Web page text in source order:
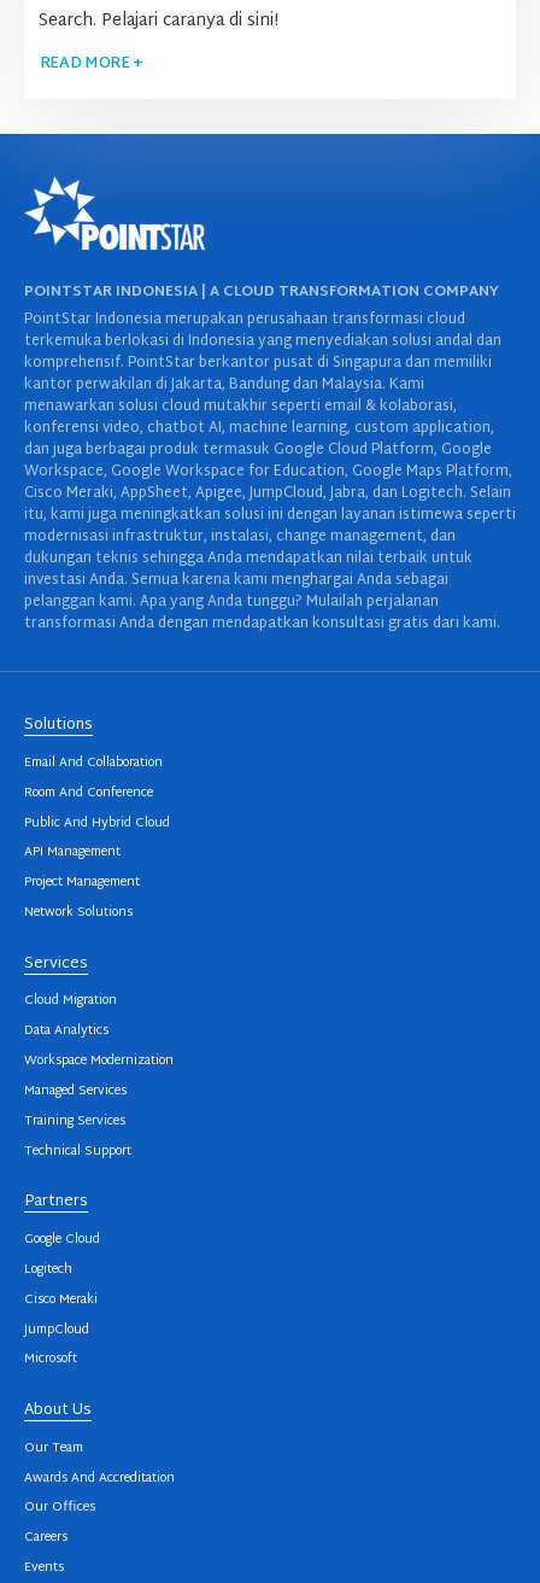
Search. Pelajari caranya di sini!
READ MORE +
POINTSTAR INDONESIA | A CLOUD TRANSFORMATION COMPANY
PointStar Indonesia merupakan perusahaan transformasi cloud
terkemuka berlokasi di Indonesia yang menyediakan solusi andal dan
komprehensif. PointStar berkantor pusat di Singapura dan memiliki
kantor perwakilan di Jakarta, Bandung dan Malaysia. Kami
menawarkan solusi cloud mutakhir seperti email & kolaborasi,
konferensi video, chatbot AI, machine learning, custom application,
dan juga berbagai produk termasuk Google Cloud Platform, Google
Workspace, Google Workspace for Education, Google Maps Platform,
Cisco Meraki, AppSheet, Apigee, JumpCloud, Jabra, dan Logitech. Selain
itu, kami juga meningkatkan solusi ini dengan layanan istimewa seperti
modernisasi infrastruktur, instalasi, change management, dan
dukungan teknis sehingga Anda mendapatkan nilai terbaik untuk
investasi Anda. Semua karena kami menghargai Anda sebagai
pelanggan kami. Apa yang Anda tunggu? Mulailah perjalanan
transformasi Anda dengan mendapatkan konsultasi gratis dari kami.
Solutions
Email And Collaboration
Room And Conference
Public And Hybrid Cloud
API Management
Project Management
Network Solutions
Services
Cloud Migration
Data Analytics
Workspace Modernization
Managed Services
Training Services
Technical Support
Partners
Google Cloud
Logitech
Cisco Meraki
JumpCloud
Microsoft
About Us
Our Team
Awards And Accreditation
Our Offices
Careers
Events